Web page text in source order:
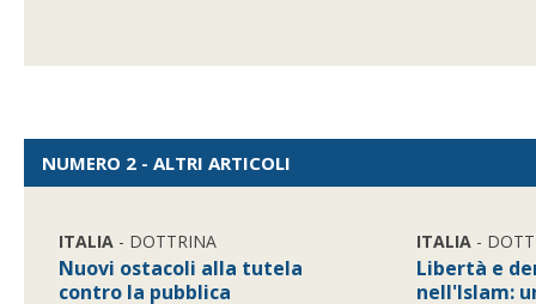
NUMERO 2 - ALTRI ARTICOLI
ITALIA - DOTTRINA
Nuovi ostacoli alla tutela
contro la pubblica
ITALIA -
Libertà e
nell'Islam: